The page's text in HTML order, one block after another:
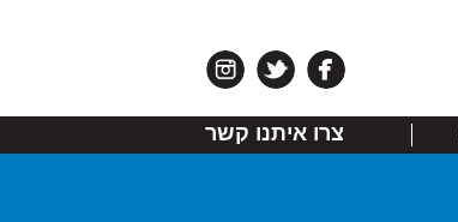
צרו איתנו קשר